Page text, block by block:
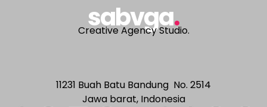
sabvga.
Creative Agency Studio.
11231 Buah Batu Bandung No. 2514
Jawa barat, Indonesia